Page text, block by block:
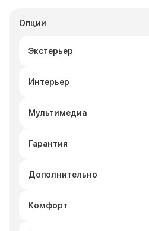
Опции
Экстерьер
Интерьер
Мультимедиа
Гарантия
Дополнительно
Комфорт